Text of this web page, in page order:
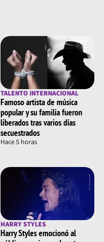
TALENTO INTERNACIONAL
Famoso artista de música
popular y su familia fueron
liberados tras varios días
secuestrados
Hace 5 horas
HARRY STYLES
Harry Styles emocionó al